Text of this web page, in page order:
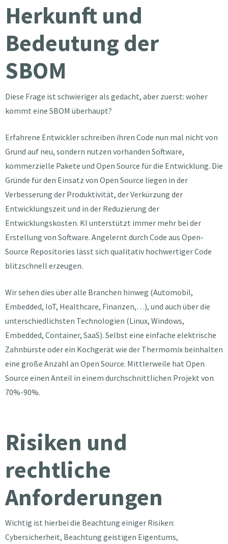
Herkunft und
Bedeutung der
SBOM
Diese Frage ist schwieriger als gedacht, aber zuerst: woher
kommt eine SBOM überhaupt?
Erfahrene Entwickler schreiben ihren Code nun mal nicht von
Grund auf neu, sondern nutzen vorhanden Software,
kommerzielle Pakete und Open Source für die Entwicklung. Die
Gründe für den Einsatz von Open Source liegen in der
Verbesserung der Produktivität, der Verkürzung der
Entwicklungszeit und in der Reduzierung der
Entwicklungskosten. KI unterstützt immer mehr bei der
Erstellung von Software. Angelernt durch Code aus Open-
Source Repositories lässt sich qualitativ hochwertiger Code
blitzschnell erzeugen.
Wir sehen dies über alle Branchen hinweg (Automobil,
Embedded, IoT, Healthcare, Finanzen,…), und auch über die
unterschiedlichsten Technologien (Linux, Windows,
Embedded, Container, SaaS). Selbst eine einfache elektrische
Zahnbürste oder ein Kochgerät wie der Thermomix beinhalten
eine große Anzahl an Open Source. Mittlerweile hat Open
Source einen Anteil in einem durchschnittlichen Projekt von
70%-90%.
Risiken und
rechtliche
Anforderungen
Wichtig ist hierbei die Beachtung einiger Risiken:
Cybersicherheit, Beachtung geistigen Eigentums,